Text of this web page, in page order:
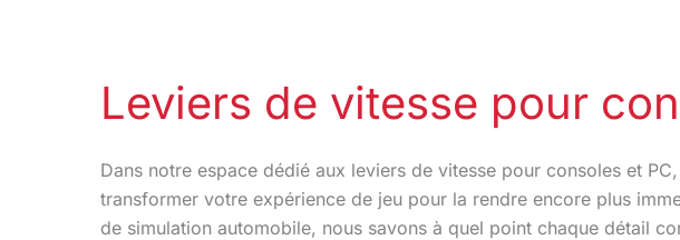
Leviers de vitesse pour
Dans notre espace dédié aux leviers de vitesse pour consoles et
transformer votre expérience de jeu pour la rendre encore plus
de simulation automobile, nous savons à quel point chaque détail